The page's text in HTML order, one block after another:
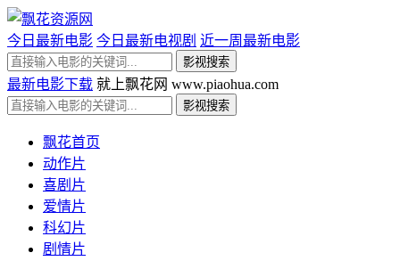
今日最新电影 今日最新电视剧 近一周最新电影
最新电影下载 就上飘花网 www.piaohua.com
飘花首页
动作片
喜剧片
爱情片
科幻片
剧情片